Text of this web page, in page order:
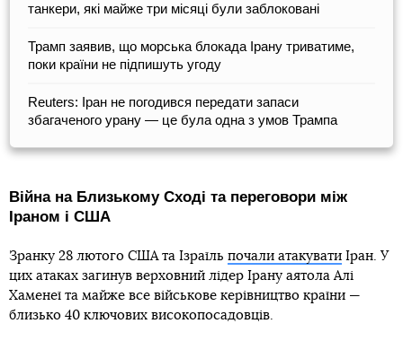
танкери, які майже три місяці були заблоковані
Трамп заявив, що морська блокада Ірану триватиме,
поки країни не підпишуть угоду
Reuters: Іран не погодився передати запаси
збагаченого урану — це була одна з умов Трампа
Війна на Близькому Сході та переговори між
Іраном і США
Зранку 28 лютого США та Ізраїль почали атакувати Іран. У
цих атаках загинув верховний лідер Ірану аятола Алі
Хаменеї та майже все військове керівництво країни —
близько 40 ключових високопосадовців.